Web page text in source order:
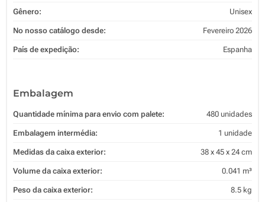
Gênero: Unisex
No nosso catálogo desde: Fevereiro 2026
País de expedição: Espanha
Embalagem
Quantidade mínima para envio com palete: 480 unidades
Embalagem intermédia: 1 unidade
Medidas da caixa exterior: 38 x 45 x 24 cm
Volume da caixa exterior: 0.041 m³
Peso da caixa exterior: 8.5 kg